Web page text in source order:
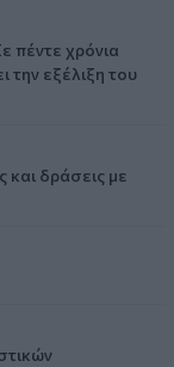
πέντε χρόνια
την εξέλιξη του
και δράσεις με